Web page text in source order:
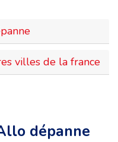
villes de la france
dépanne